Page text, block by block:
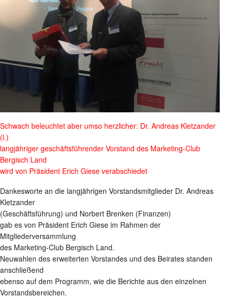
Schwach beleuchtet aber umso herzlicher: Dr. Andreas Kletzander
(l.)
langjähriger geschäftsführender Vorstand des Marketing-Club
Bergisch Land
wird von Präsident Erich Giese verabschiedet
Dankesworte an die langjährigen Vorstandsmitglieder Dr. Andreas
Kletzander
(Geschäftsführung) und Norbert Brenken (Finanzen)
gab es von Präsident Erich Giese im Rahmen der
Mitgliederversammlung
des Marketing-Club Bergisch Land.
Neuwahlen des erweiterten Vorstandes und des Beirates standen
anschließend
ebenso auf dem Programm, wie die Berichte aus den einzelnen
Vorstandsbereichen.